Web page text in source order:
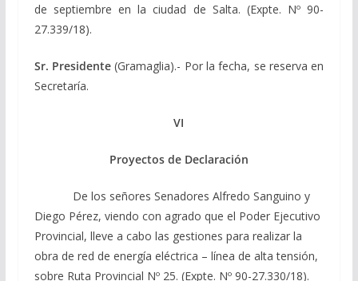
de septiembre en la ciudad de Salta. (Expte. Nº 90-
27.339/18).
Sr. Presidente (Gramaglia).- Por la fecha, se reserva en
Secretaría.
VI
Proyectos de Declaración
De los señores Senadores Alfredo Sanguino y
Diego Pérez, viendo con agrado que el Poder Ejecutivo
Provincial, lleve a cabo las gestiones para realizar la
obra de red de energía eléctrica – línea de alta tensión,
sobre Ruta Provincial Nº 25. (Expte. Nº 90-27.330/18).